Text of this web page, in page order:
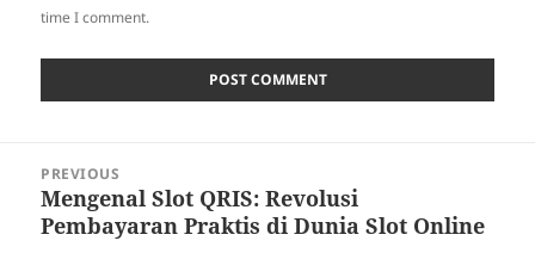
time I comment.
navigation
PREVIOUS
Previous
post:
Mengenal Slot QRIS: Revolusi
Pembayaran Praktis di Dunia Slot Online